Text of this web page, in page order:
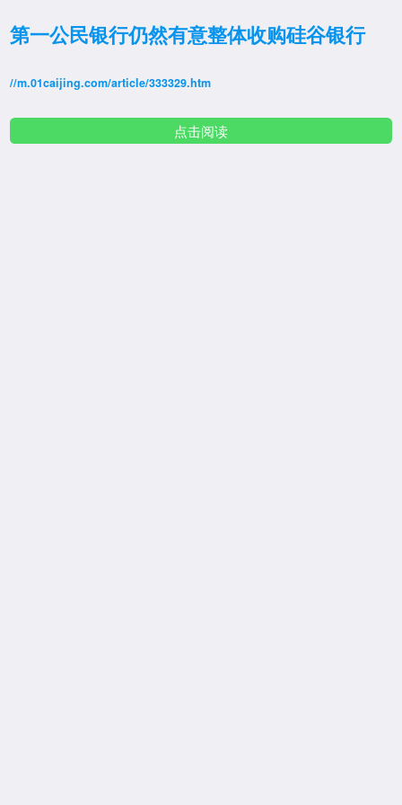
第一公民银行仍然有意整体收购硅谷银行
//m.01caijing.com/article/333329.htm
点击阅读